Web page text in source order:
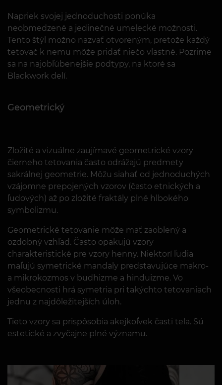
Napriek svojej jednoduchosti ponúka
neobmedzené a jedinečné umelecké možnosti.
Tento štýl možno nazvať otvoreným, pretože každý
tetovač k nemu môže pridať niečo vlastné. Pozrime
sa na najobľúbenejšie podtypy, na ktoré sa
Blackwork delí.
Geometrický
Zložité a vizuálne zaujímavé geometrické vzory
čierneho tetovania často odrážajú predmety
sakrálnej geometrie. Môžu siahať od jednoduchých
vzájomne prepojených vzorov (často etnických a
ľudových) až po zložité fraktály plné hlbokého
symbolizmu.
Geometrické tetovanie môže mať zaoblený a
ozdobný vzhľad. Často opakujú vzory
charakteristické pre vzory henny. Niektorí ľudia
maľujú symetrické mandaly predstavujúce makro-
a mikrokozmos v budhizme a hinduizme. Vo
všeobecnosti hrá symetria pri takýchto tetovaniach
jednu z najdôležitejších úloh.
Tieto vzory sa prispôsobia akejkoľvek časti tela. Sú
estetické a zvyčajne plné významu.